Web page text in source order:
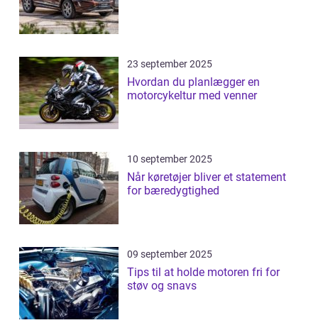
23 september 2025
Hvordan du planlægger en
motorcykeltur med venner
10 september 2025
Når køretøjer bliver et statement
for bæredygtighed
09 september 2025
Tips til at holde motoren fri for
støv og snavs